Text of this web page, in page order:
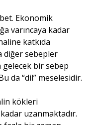
Ekonomik
varıncaya kadar
katkıda
diğer sebepler
bir sebep
da “dil” meselesidir.
kökleri
uzanmaktadır.